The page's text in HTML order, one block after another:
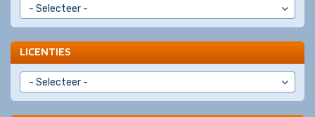
LICENTIES